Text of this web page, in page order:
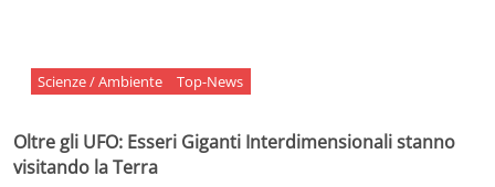
Scienze / Ambiente Top-News
Oltre gli UFO: Esseri Giganti Interdimensionali stanno
visitando la Terra